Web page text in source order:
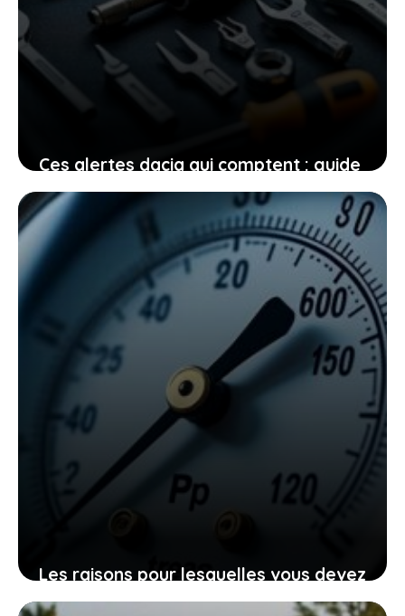
Ces alertes dacia qui comptent : guide
complet pour vous accompagner en
2026
8 juin 2026
Les raisons pour lesquelles vous devez
savoir convertir psi en bar et comment